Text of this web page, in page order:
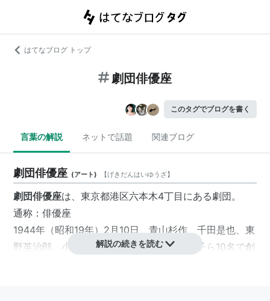
はてなブログ トップ
劇団俳優座
このタグでブログを書く
言葉の解説 ネットで話題 関連ブログ
劇団俳優座 (アート) 【げきだんはいゆうざ】
劇団俳優座は、東京都港区六本木4丁目 にある劇団。
通称：俳優座
1944年（昭和19年）2月10日、青山杉作、千田是也、東
野英治郎
小沢栄太郎、東山千栄子、 岸輝子 ら10名で創
解説の続きを読む